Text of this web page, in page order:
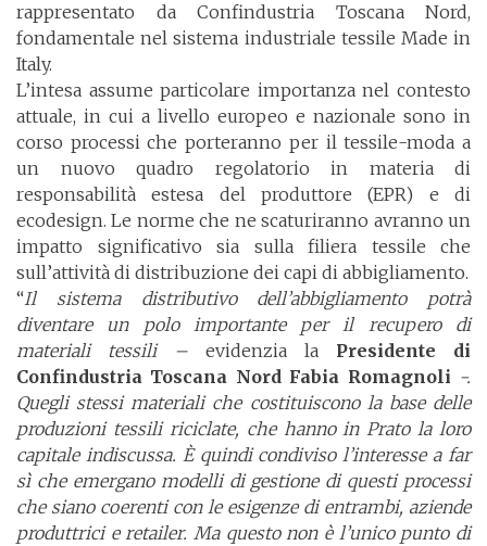
rappresentato da Confindustria Toscana Nord,
fondamentale nel sistema industriale tessile Made in
Italy.
L’intesa assume particolare importanza nel contesto
attuale, in cui a livello europeo e nazionale sono in
corso processi che porteranno per il tessile-moda a
un nuovo quadro regolatorio in materia di
responsabilità estesa del produttore (EPR) e di
ecodesign. Le norme che ne scaturiranno avranno un
impatto significativo sia sulla filiera tessile che
sull’attività di distribuzione dei capi di abbigliamento.
“Il sistema distributivo dell’abbigliamento potrà
diventare un polo importante per il recupero di
materiali tessili – evidenzia la Presidente di
Confindustria Toscana Nord Fabia Romagnoli -.
Quegli stessi materiali che costituiscono la base delle
produzioni tessili riciclate, che hanno in Prato la loro
capitale indiscussa. È quindi condiviso l’interesse a far
sì che emergano modelli di gestione di questi processi
che siano coerenti con le esigenze di entrambi, aziende
produttrici e retailer. Ma questo non è l’unico punto di